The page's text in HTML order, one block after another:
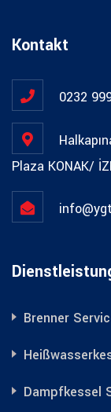
Kontakt
0232
Plaza KONAK/
Brenner
Dampfkessel